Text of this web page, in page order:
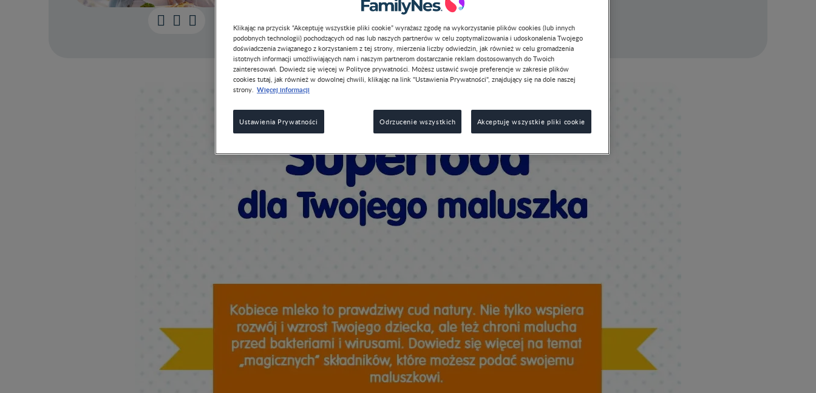
Klikając na przycisk “Akceptuję wszystkie pliki cookie” wyrażasz zgodę na wykorzystanie plików cookies (lub innych
podobnych technologii) pochodzących od nas lub naszych partnerów w celu zoptymalizowania i udoskonalenia Twojego
doświadczenia związanego z korzystaniem z tej strony, mierzenia liczby odwiedzin, jak również w celu gromadzenia
istotnych informacji umożliwiających nam i naszym partnerom dostarczanie reklam dostosowanych do Twoich
zainteresowań. Dowiedz się więcej w Polityce prywatności. Możesz ustawić swoje preferencje w zakresie plików
cookies tutaj, jak również w dowolnej chwili, klikając na link "Ustawienia Prywatności", znajdujący się na dole naszej
strony. Więcej informacji
Ustawienia Prywatności Odrzucenie wszystkich Akceptuję wszystkie pliki cookie